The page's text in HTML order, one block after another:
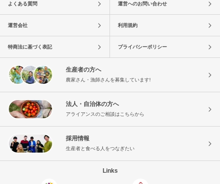
よくある質問 運営へのお問い合わせ
運営会社 利用規約
特商法に基づく表記 プライバシーポリシー
生産者の方へ
農家さん・漁師さんを募集しています!
法人・自治体の方へ
アライアンスのご相談はこちらから
採用情報
生産者と食べる人をつなぎたい
Links